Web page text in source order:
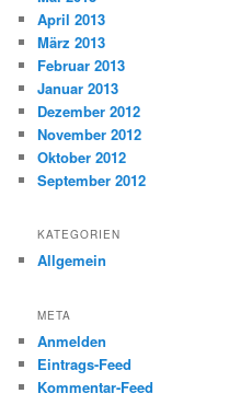
April 2013
März 2013
Februar 2013
Januar 2013
Dezember 2012
November 2012
Oktober 2012
September 2012
KATEGORIEN
Allgemein
META
Anmelden
Eintrags-Feed
Kommentar-Feed